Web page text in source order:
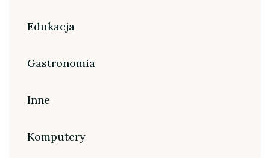
Edukacja
Gastronomia
Inne
Komputery